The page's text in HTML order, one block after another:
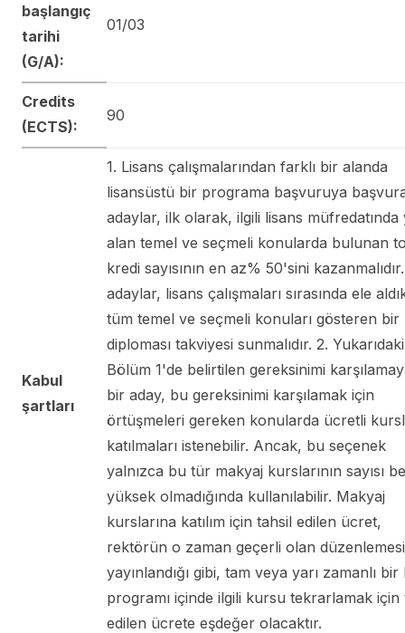
başlangıç
tarihi
(G/A):
01/03
Credits
(ECTS):
90
Kabul
şartları
1. Lisans çalışmalarından farklı bir alanda
lisansüstü bir programa başvuruya
adaylar, ilk olarak, ilgili lisans müfredatında
alan temel ve seçmeli konularda bulunan
kredi sayısının en az% 50'sini
adaylar, lisans çalışmaları sırasında ele
tüm temel ve seçmeli konuları gösteren bir
diploması takviyesi sunmalıdır. 2. Yukarıdaki
Bölüm 1'de belirtilen gereksinimi
bir aday, bu gereksinimi karşılamak için
örtüşmeleri gereken konularda ücretli
katılmaları istenebilir. Ancak, bu seçenek
yalnızca bu tür makyaj kurslarının sayısı
yüksek olmadığında kullanılabilir. Makyaj
kurslarına katılım için tahsil edilen ücret,
rektörün o zaman geçerli olan
yayınlandığı gibi, tam veya yarı zamanlı bir
programı içinde ilgili kursu tekrarlamak için
edilen ücrete eşdeğer olacaktır.